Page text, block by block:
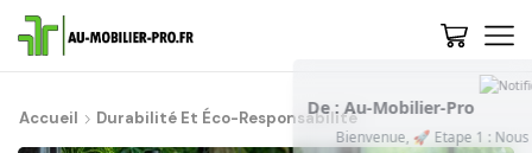
Accueil Durabilité Et Éco-Responsabilité
De : Au-Mobilier-Pro
Bienvenue, 🚀 Etape 1 : Nous vous conseillons de découvrir les